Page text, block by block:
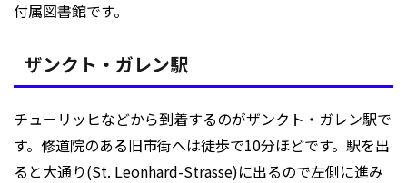
付属図書館です。
ザンクト・ガレン駅
チューリッヒなどから到着するのがザンクト・ガレン駅で
す。修道院のある旧市街へは徒歩で10分ほどです。駅を出
ると大通り(St. Leonhard-Strasse)に出るので左側に進み